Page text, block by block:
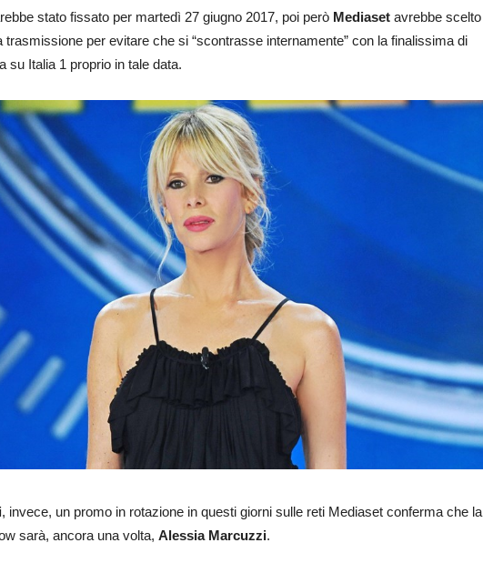
stato fissato per martedì 27 giugno 2017, poi però Mediaset avrebbe scelto
trasmissione per evitare che si “scontrasse internamente” con la finalissima di
su Italia 1 proprio in tale data.
, invece, un promo in rotazione in questi giorni sulle reti Mediaset conferma che la
sarà, ancora una volta, Alessia Marcuzzi.